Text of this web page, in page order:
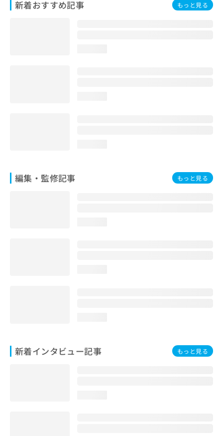
新着おすすめ記事 もっと見る
編集・監修記事 もっと見る
新着インタビュー記事 もっと見る
お